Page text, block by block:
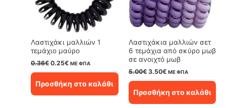
Λαστιχάκι μαλλιών 1
τεμάχιο μαύρο
0.36€ Original
price
0.36€.
0.25€Η
τρέχουσα
είναι:
0.25€.
ΜΕ ΦΠΑ
Προσθήκη στο καλάθι
Λαστιχάκια μαλλιών σετ
6 τεμάχια από σκύρο μωβ
σε ανοιχτό μωβ
5.00€ Original
price
5.00€.
3.50€Η
τρέχουσα
είναι:
3.50€.
ΜΕ ΦΠΑ
Προσθήκη στο καλάθι